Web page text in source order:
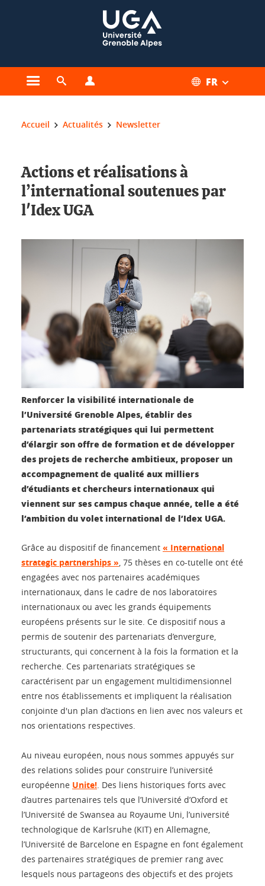
Ouvrir le menu principal
Ouvrir le moteur de recherche FR
Vous êtes ici :
Accueil Actualités Newsletter
Actions et réalisations à
l’international soutenues par
l'Idex UGA
Renforcer la visibilité internationale de
l’Université Grenoble Alpes, établir des
partenariats stratégiques qui lui permettent
d’élargir son offre de formation et de développer
des projets de recherche ambitieux, proposer un
accompagnement de qualité aux milliers
d’étudiants et chercheurs internationaux qui
viennent sur ses campus chaque année, telle a été
l’ambition du volet international de l’Idex UGA.
Grâce au dispositif de financement « International
strategic partnerships » , 75 thèses en co-tutelle ont été
engagées avec nos partenaires académiques
internationaux, dans le cadre de nos laboratoires
internationaux ou avec les grands équipements
européens présents sur le site. Ce dispositif nous a
permis de soutenir des partenariats d’envergure,
structurants, qui concernent à la fois la formation et la
recherche. Ces partenariats stratégiques se
caractérisent par un engagement multidimensionnel
entre nos établissements et impliquent la réalisation
conjointe d'un plan d’actions en lien avec nos valeurs et
nos orientations respectives.
Au niveau européen, nous nous sommes appuyés sur
des relations solides pour construire l’université
européenne Unite! . Des liens historiques forts avec
d’autres partenaires tels que l’Université d’Oxford et
l’Université de Swansea au Royaume Uni, l’université
technologique de Karlsruhe (KIT) en Allemagne,
l’Université de Barcelone en Espagne en font également
des partenaires stratégiques de premier rang avec
lesquels nous partageons des objectifs et des projets